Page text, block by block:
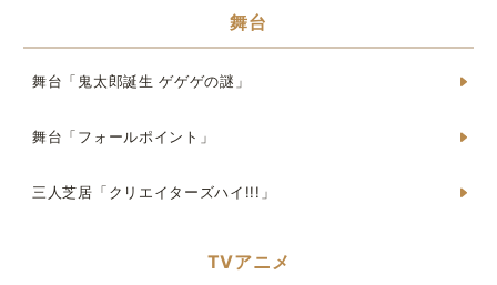
舞台
舞台「鬼太郎誕生 ゲゲゲの謎」
舞台「フォールポイント」
三人芝居「クリエイターズハイ!!!」
TVアニメ